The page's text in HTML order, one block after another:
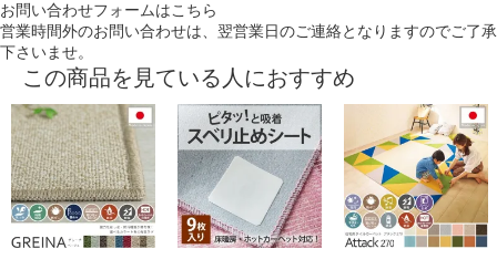
お問い合わせフォームはこちら
営業時間外のお問い合わせは、翌営業日のご連絡となりますのでご了承
下さいませ。
この商品を見ている人におすすめ